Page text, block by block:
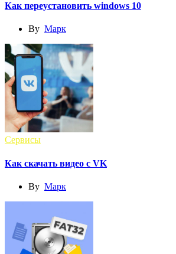
Как переустановить windows 10
By Марк
Сервисы
Как скачать видео с VK
By Марк